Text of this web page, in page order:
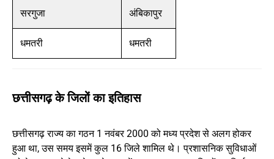
सरगुजा अंबिकापुर
धमतरी धमतरी
छत्तीसगढ़ के जिलों का इतिहास
छत्तीसगढ़ राज्य का गठन 1 नवंबर 2000 को मध्य प्रदेश से अलग होकर
हुआ था, उस समय इसमें कुल 16 जिले शामिल थे। प्रशासनिक सुविधाओं